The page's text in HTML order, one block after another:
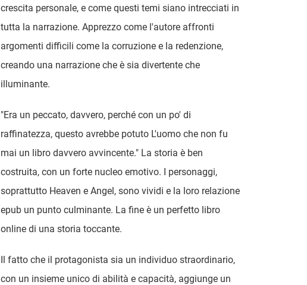
crescita personale, e come questi temi siano intrecciati in
tutta la narrazione. Apprezzo come l'autore affronti
argomenti difficili come la corruzione e la redenzione,
creando una narrazione che è sia divertente che
illuminante.
"Era un peccato, davvero, perché con un po' di
raffinatezza, questo avrebbe potuto L'uomo che non fu
mai un libro davvero avvincente." La storia è ben
costruita, con un forte nucleo emotivo. I personaggi,
soprattutto Heaven e Angel, sono vividi e la loro relazione
epub un punto culminante. La fine è un perfetto libro
online di una storia toccante.
Il fatto che il protagonista sia un individuo straordinario,
con un insieme unico di abilità e capacità, aggiunge un